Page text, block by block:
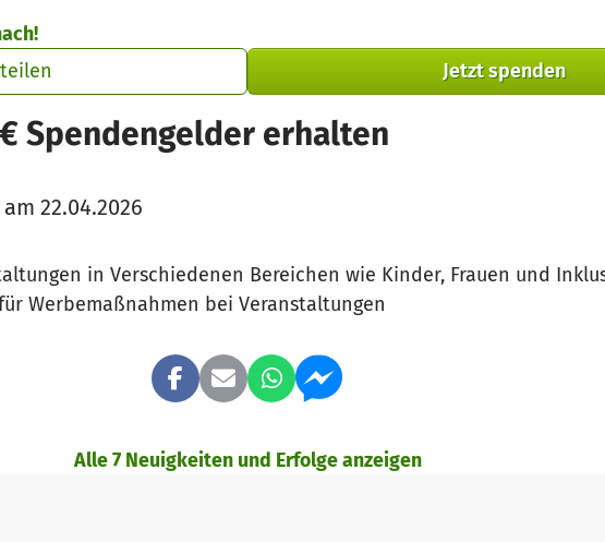
Jetzt spenden
Spendengelder erhalten
22.04.2026
in Verschiedenen Bereichen wie Kinder, Frauen und
Werbemaßnahmen bei Veranstaltungen
Alle 7 Neuigkeiten und Erfolge anzeigen